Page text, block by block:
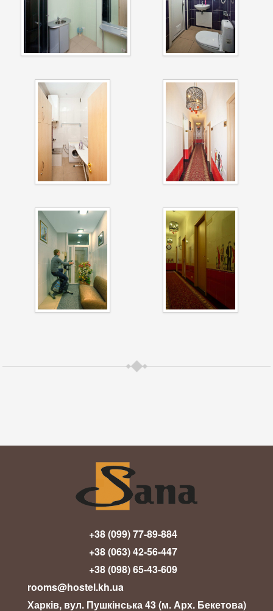
+38 (099) 77-89-884
+38 (063) 42-56-447
+38 (098) 65-43-609
rooms@hostel.kh.ua
Харків, вул. Пушкінська 43 (м. Арх. Бекетова)